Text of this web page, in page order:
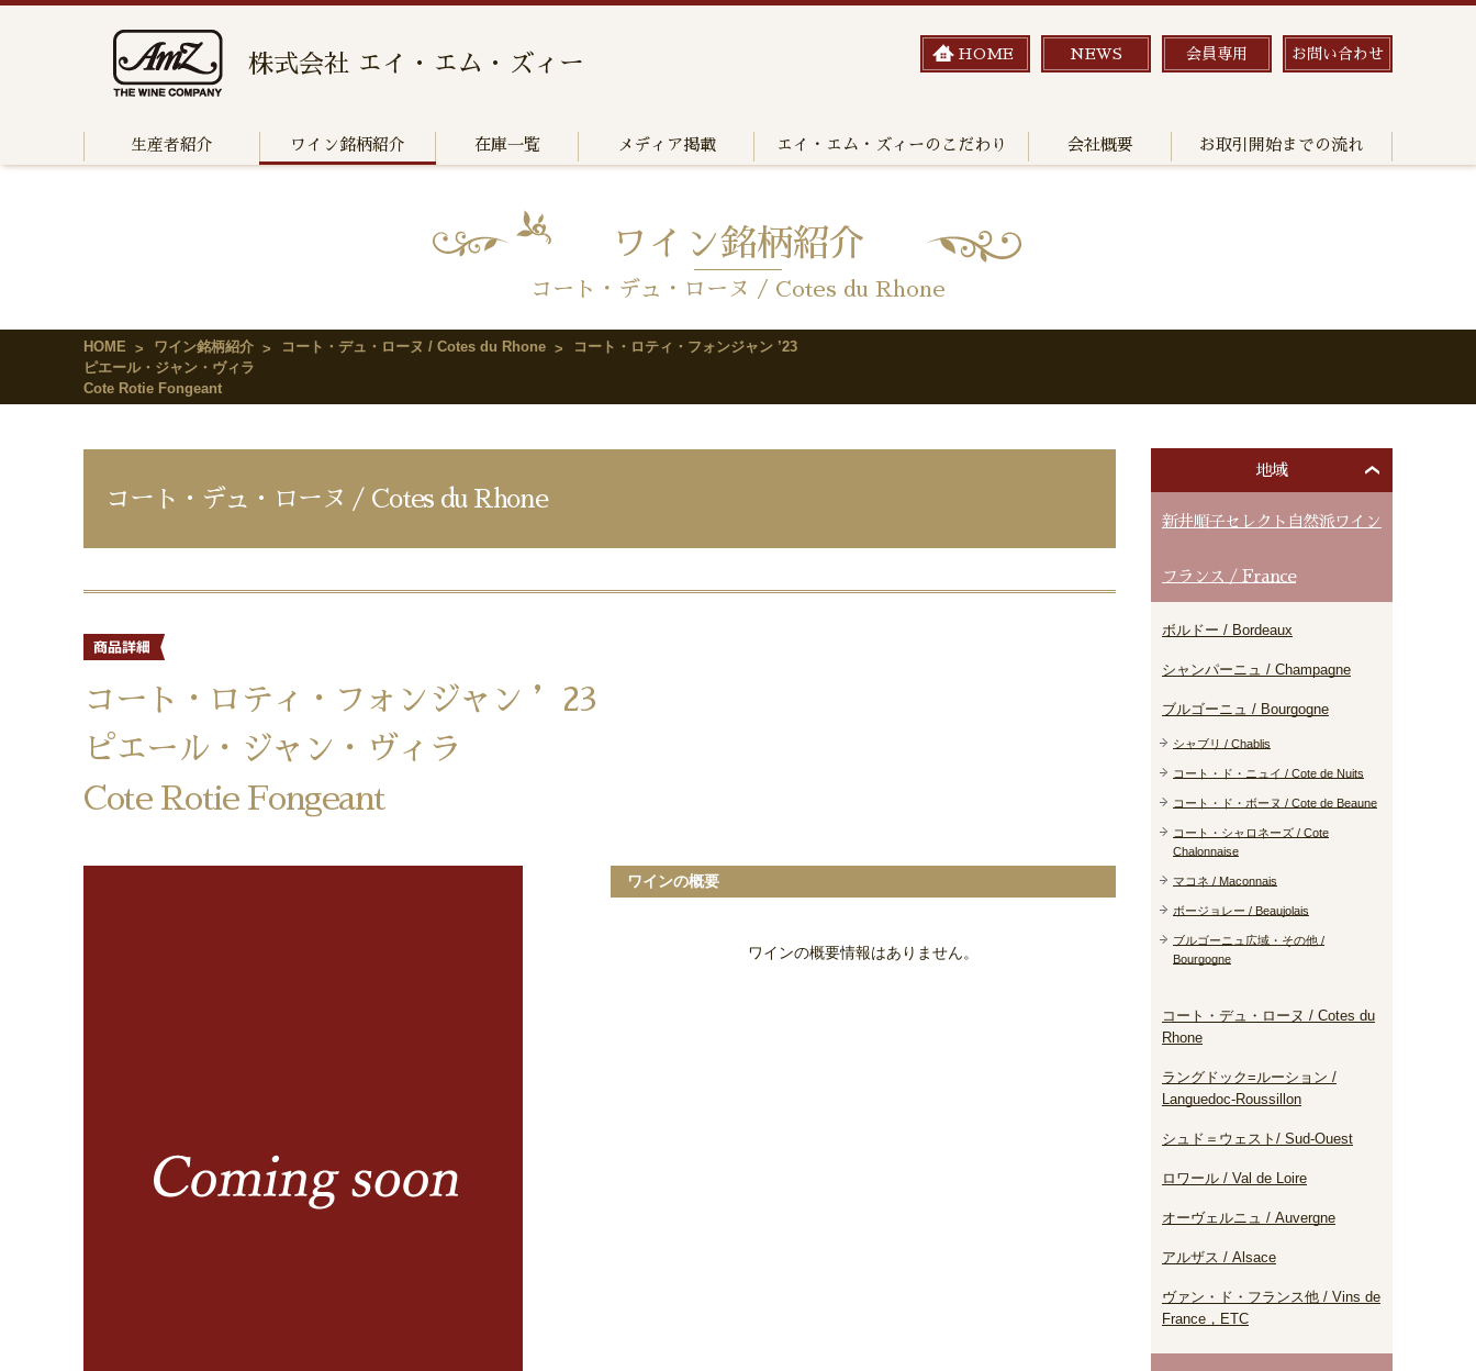
株式会社 エイ・エム・ズィー HOME NEWS 会員専用 お問い合わせ
生産者紹介 ワイン銘柄紹介 在庫一覧 メディア掲載 エイ・エム・ズィーのこだわり 会社概要 お取引開始までの流れ
ワイン銘柄紹介
コート・デュ・ローヌ / Cotes du Rhone
HOME ワイン銘柄紹介 コート・デュ・ローヌ / Cotes du Rhone
コート・ロティ・フォンジャン ’23
ピエール・ジャン・ヴィラ
Cote Rotie Fongeant
コート・デュ・ローヌ / Cotes du Rhone
コート・ロティ・フォンジャン ’23
ピエール・ジャン・ヴィラ
Cote Rotie Fongeant
ワインの概要
ワインの概要情報はありません。
地域
新井順子セレクト自然派ワイン
フランス / France
ボルドー / Bordeaux
シャンパーニュ / Champagne
ブルゴーニュ / Bourgogne
シャブリ / Chablis
コート・ド・ニュイ / Cote de Nuits
コート・ド・ボーヌ / Cote de Beaune
コート・シャロネーズ / Cote
Chalonnaise
マコネ / Maconnais
ボージョレー / Beaujolais
ブルゴーニュ広域・その他 /
Bourgogne
コート・デュ・ローヌ / Cotes du
Rhone
ラングドック=ルーション /
Languedoc-Roussillon
シュド＝ウェスト/ Sud-Ouest
ロワール / Val de Loire
オーヴェルニュ / Auvergne
アルザス / Alsace
ヴァン・ド・フランス他 / Vins de
France，ETC